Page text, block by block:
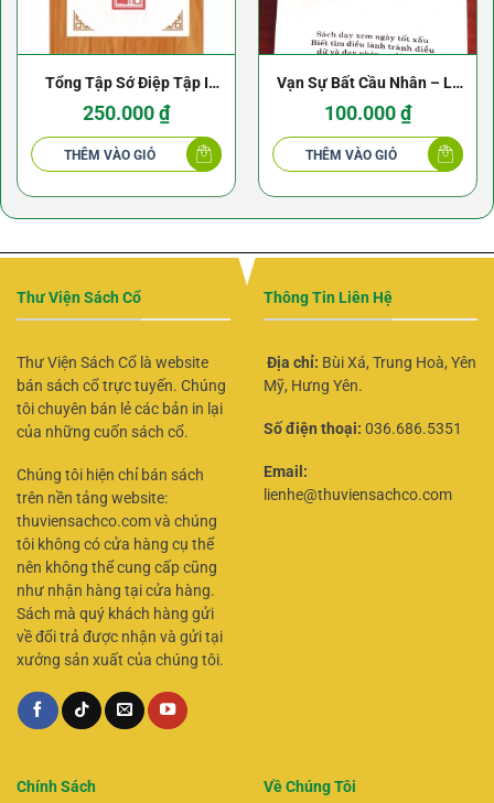
Tổng Tập Sớ Điệp Tập I
Phần Sớ
250.000₫
THÊM VÀO GIỎ
Vạn Sự Bất Cầu Nhân – Lý
Thuần Phong
100.000₫
THÊM VÀO GIỎ
Thư Viện Sách Cổ
Thư Viện Sách Cổ là website
bán sách cổ trực tuyến. Chúng
tôi chuyên bán lẻ các bản in lại
của những cuốn sách cổ.
Chúng tôi hiện chỉ bán sách
trên nền tảng website:
thuviensachco.com và chúng
tôi không có cửa hàng cụ thể
nên không thể cung cấp cũng
như nhận hàng tại cửa hàng.
Sách mà quý khách hàng gửi
về đổi trả được nhận và gửi tại
xưởng sản xuất của chúng tôi.
Thông Tin Liên Hệ
Địa chỉ: Bùi Xá, Trung Hoà, Yên
Mỹ, Hưng Yên.
Số điện thoại: 036.686.5351
Email:
lienhe@thuviensachco.com
Chính Sách Về Chúng Tôi